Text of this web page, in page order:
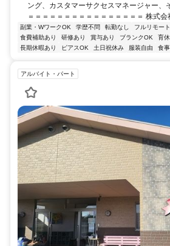
ング、カスタマーサクセスマネージャー、
＝＝＝＝＝＝＝＝＝＝＝＝＝＝＝＝ 株式会
副業・WワークOK 学歴不問 転勤なし フルリモート
食費補助あり
研修あり 賞与あり ブランクOK 育
長期休暇あり
ピアスOK 土日祝休み 服装自由 食
アルバイト・パート